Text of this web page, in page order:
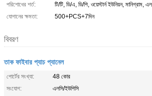
পরিশোধের শর্ত:
টি/টি, ডি/এ, ডি/পি, ওয়েস্টার্ন ইউনিয়ন, মানিগ্রাম,
যোগানের ক্ষমতা:
500+PCS+7দিন
বিবরণ
তাক ফাইবার প্যাচ প্যানেল
পোর্টের সংখ্যা:
48 কোর
সংযোগ:
এলসি/ইউপিসি